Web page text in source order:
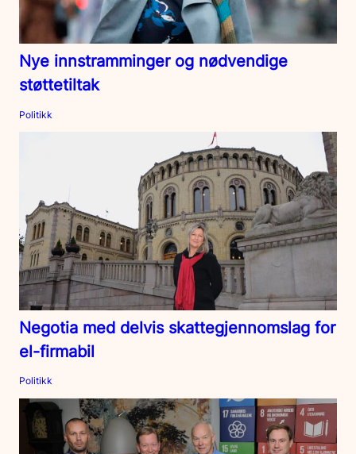
Nye innstramminger og nødvendige
støttetiltak
Politikk
Negotia med delvis skattegjennomslag for
el-firmabil
Politikk